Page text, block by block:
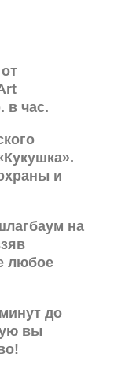
в час.
и
на
любое
до
вы